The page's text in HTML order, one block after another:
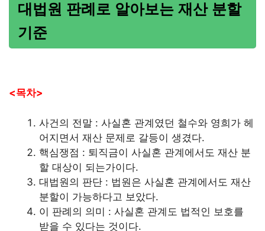
대법원 판례로 알아보는 재산 분할
기준
<목차>
사건의 전말 : 사실혼 관계였던 철수와 영희가 헤
어지면서 재산 문제로 갈등이 생겼다.
핵심쟁점 : 퇴직금이 사실혼 관계에서도 재산 분
할 대상이 되는가이다.
대법원의 판단 : 법원은 사실혼 관계에서도 재산
분할이 가능하다고 보았다.
이 판례의 의미 : 사실혼 관계도 법적인 보호를
받을 수 있다는 것이다.